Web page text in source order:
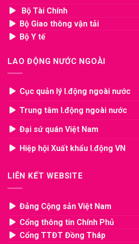
Bộ Tài Chính
Bộ Giao thông vận tải
Bộ Y tế
LAO ĐỘNG NƯỚC NGOÀI
Cục quản lý l.động ngoài nước
Trung tâm l.động ngoài nước
Đại sứ quán Việt Nam
Hiệp hội Xuất khẩu l.động VN
LIÊN KẾT WEBSITE
Đảng Cộng sản Việt Nam
Cổng thông tin Chính Phủ
Cổng TTĐT Đồng Tháp